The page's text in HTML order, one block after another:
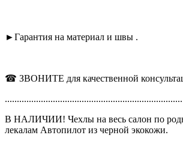
►Гарантия на материал и швы .
☎ ЗВОНИТЕ для качественной
..........................................................................
В НАЛИЧИИ! Чехлы на весь салон по
лекалам Автопилот из черной экокожи.